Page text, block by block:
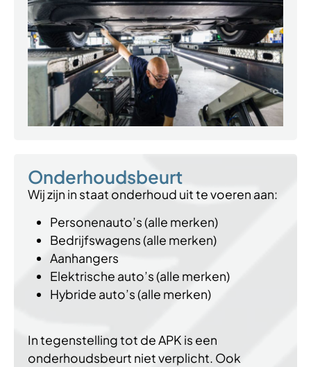
Onderhoudsbeurt
Wij zijn in staat onderhoud uit te voeren aan:
Personenauto’s (alle merken)
Bedrijfswagens (alle merken)
Aanhangers
Elektrische auto’s (alle merken)
Hybride auto’s (alle merken)
In tegenstelling tot de APK is een
onderhoudsbeurt niet verplicht. Ook